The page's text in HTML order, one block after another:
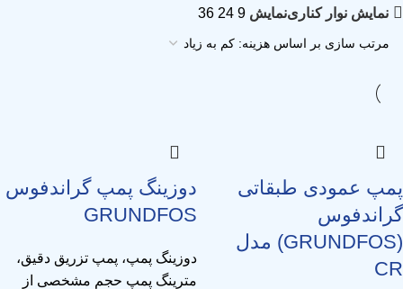
نمایش نوار کنارینمایش9
24
36
پمپ عمودی طبقاتی
گراندفوس
(GRUNDFOS) مدل
CR
دوزینگ پمپ گراندفوس
GRUNDFOS
دوزینگ پمپ، پمپ تزریق دقیق،
مترینگ پمپ حجم مشخصی از